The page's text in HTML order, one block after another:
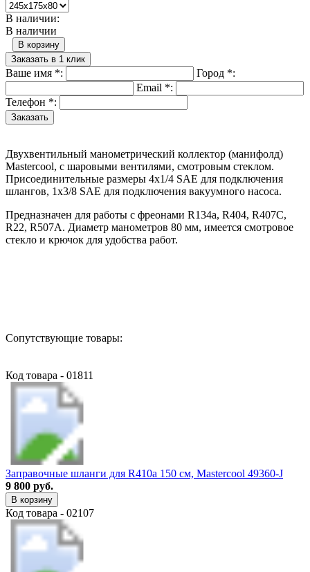
В наличии:
В наличии
В корзину
Заказать в 1 клик
Ваше имя *: Город *:
Email *:
Телефон *:
Двухвентильный манометрический коллектор (манифолд)
Mastercool, с шаровыми вентилями, смотровым стеклом.
Присоединительные размеры 4х1/4 SAE для подключения
шлангов, 1х3/8 SAE для подключения вакуумного насоса.
Предназначен для работы с фреонами R134a, R404, R407C,
R22, R507A. Диаметр манометров 80 мм, имеется смотровое
стекло и крючок для удобства работ.
Сопутствующие товары:
Код товара - 01811
Заправочные шланги для R410a 150 см, Mastercool 49360-J
9 800 руб.
В корзину
Код товара - 02107